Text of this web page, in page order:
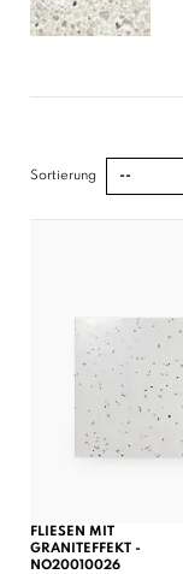
Sortierung --
FLIESEN MIT
GRANITEFFEKT -
NO20010026